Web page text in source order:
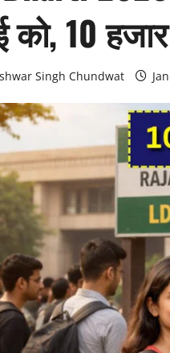
10
Singh Chundwat